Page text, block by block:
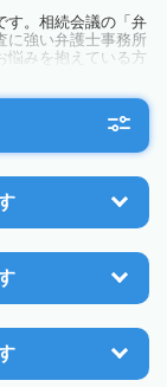
す。相続会議の「弁
に強い弁護士事務所
悩みを抱えている方